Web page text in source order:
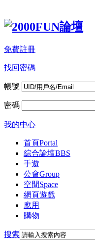
免費註冊
找回密碼
帳號
密碼
我的中心
首頁Portal
綜合論壇BBS
手遊
公會Group
空間Space
網頁遊戲
應用
購物
搜索